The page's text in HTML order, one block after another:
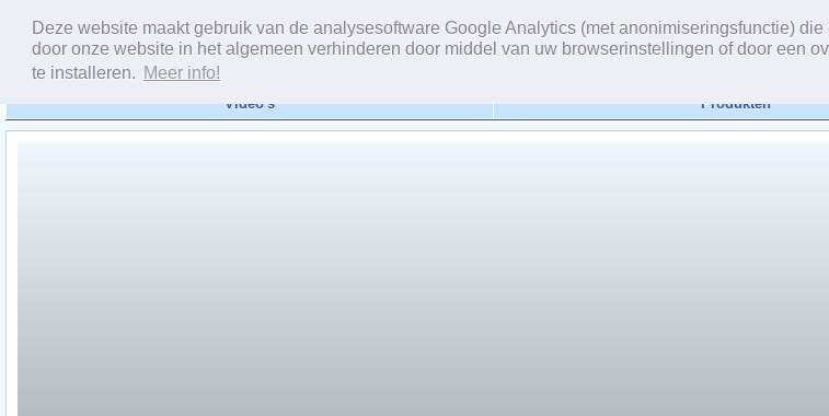
Deze website maakt gebruik van de analysesoftware Google Analytics (met anonimiseringsfunctie)
door onze website in het algemeen verhinderen door middel van uw browserinstellingen of door een
te installeren. Meer info!
Video's Produkten